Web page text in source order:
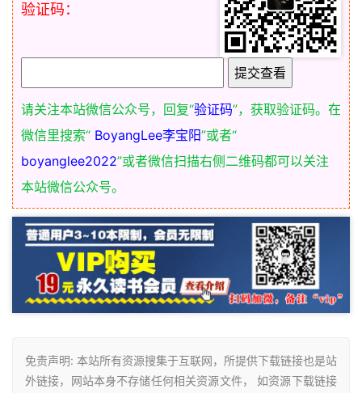
验证码：
请关注本站微信公众号，回复“验证码”，获取验证码。在
微信里搜索“ BoyangLee李宝阳”或者“
boyanglee2022”或者微信扫描右侧二维码都可以关注
本站微信公众号。
免责声明: 本站所有资源搜集于互联网，所提供下载链接也是站
外链接，网站本身不存储任何相关资源文件， 如资源下载链接